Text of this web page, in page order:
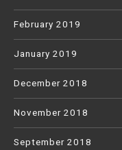
February 2019
January 2019
December 2018
November 2018
September 2018